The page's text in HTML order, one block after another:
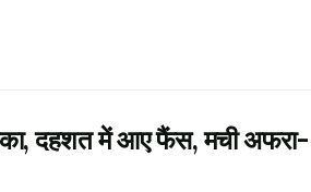
दहशत में आए फैंस, मची अफरा-